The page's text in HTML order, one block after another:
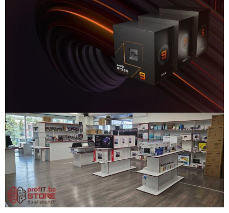
Snaga radnih stanica nikada nije bila povoljnija
Nova Ryzen 7000 serija
Naruči